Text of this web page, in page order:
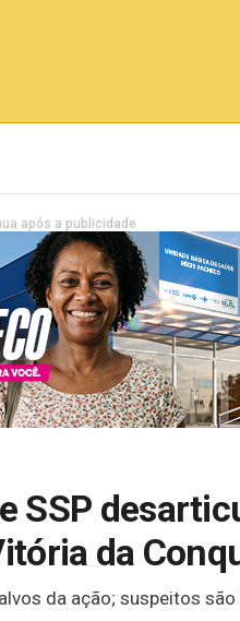
após a publicidade
SSP
da
da ação; suspeitos